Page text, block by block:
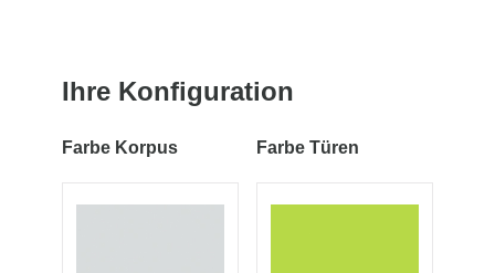
Ihre Konfiguration
Farbe Korpus Farbe Türen